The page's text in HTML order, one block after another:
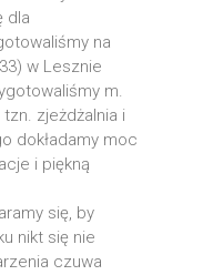
dla
na
w Lesznie
m.
zjeżdżalnia i
dokładamy moc
i piękną
się, by
nikt się nie
czuwa